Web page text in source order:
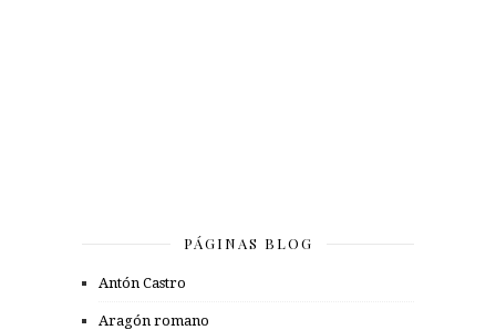
PÁGINAS BLOG
Antón Castro
Aragón romano